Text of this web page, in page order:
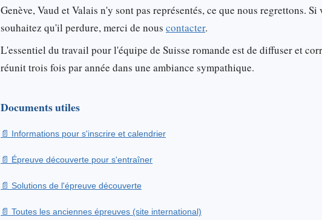
Genève, Vaud et Valais n'y sont pas représentés, ce que nous regrettons.
souhaitez qu'il perdure, merci de nous contacter.
L'essentiel du travail pour l'équipe de Suisse romande est de diffuser et
réunit trois fois par année dans une ambiance sympathique.
Documents utiles
Informations pour s'inscrire et calendrier
Épreuve découverte pour s'entraîner
Solutions de l'épreuve découverte
Toutes les anciennes épreuves (site international)